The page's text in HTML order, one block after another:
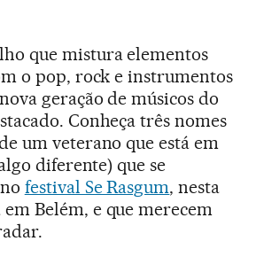
que mistura elementos
o pop, rock e instrumentos
geração de músicos do
Conheça três nomes
um veterano que está em
diferente) que se
festival Se Rasgum, nesta
Belém, e que merecem